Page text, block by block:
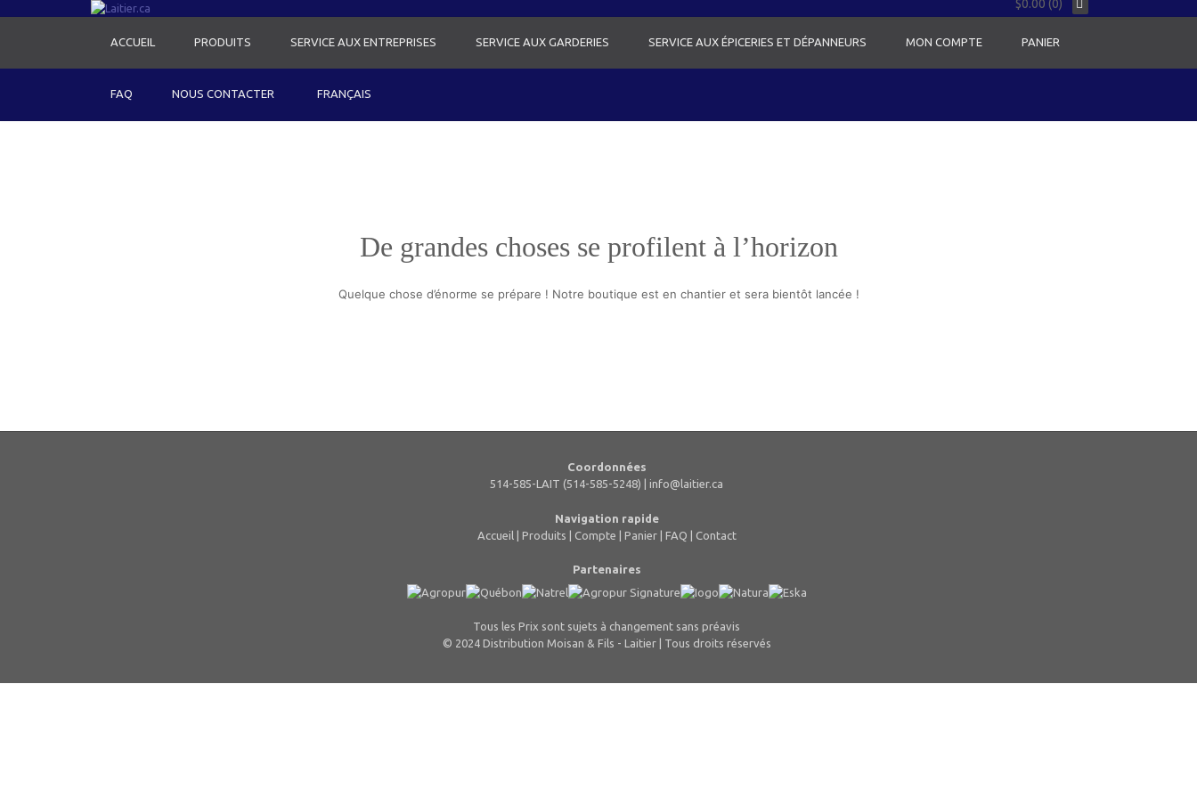
$0.00 (0)
ACCUEIL PRODUITS SERVICE AUX ENTREPRISES SERVICE AUX GARDERIES SERVICE AUX ÉPICERIES ET DÉPANNEURS MON COMPTE PANIER
FAQ NOUS CONTACTER FRANÇAIS
De grandes choses se profilent à l’horizon
Quelque chose d’énorme se prépare ! Notre boutique est en chantier et sera bientôt lancée !
Coordonnées
514-585-LAIT (514-585-5248) | info@laitier.ca
Navigation rapide
Accueil | Produits | Compte | Panier| FAQ | Contact
Partenaires
Tous les Prix sont sujets à changement sans préavis
© 2024 Distribution Moisan & Fils - Laitier | Tous droits réservés